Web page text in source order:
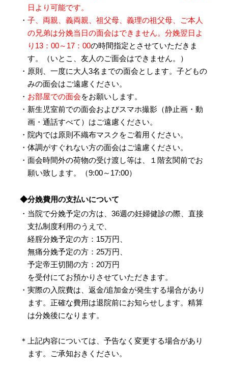
日より可能です。
・ 子、両親、義両親、祖父母、義理の祖父母、ご本人
の兄弟は分娩当日の面会はできません。 分娩翌日よ
り13：00～17：00の時間指定とさせていただきま
す。（いとこ、友人のご面会はできません。）
・原則、一度に大人3名までの面会とします。子どもの
みの面会はご遠慮ください。
・ お部屋での面会をお願いします。
・新生児室前での面会およびスマホ撮影（静止画・動
画・通話すべて）はご遠慮ください。
・院内では原則不織布マスクをご着用ください。
・体調がすぐれない方の面会はご遠慮ください。
・面会時間外の荷物の受け渡し等は、１階玄関前でお
願い致します。（9:00～17:00）
◆分娩費用の支払いについて
・当院で分娩予定の方は、36週の妊婦健診の際、直接
支払制度利用のうえで、
経腟分娩予定の方：15万円、
無痛分娩予定の方：25万円、
予定帝王切開の方：20万円
を受付にてお預かりさせていただきます。
・実際の入院費は、返金/追加金が発生する場合があり
ます。正確な費用は退院前にお知らせします。精算
は分娩後になります。
＊上記内容については、予告なく変更する場合があり
ます。ご承知おきください。